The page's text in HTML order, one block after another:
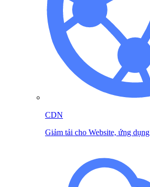
CDN
Giảm tải cho Website, ứng dụng